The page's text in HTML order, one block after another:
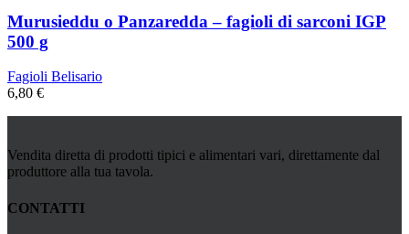
Murusieddu o Panzaredda – fagioli di sarconi IGP
500 g
Fagioli Belisario
6,80 €
Vendita diretta di prodotti tipici e alimentari vari, direttamente dal
produttore alla tua tavola.
CONTATTI